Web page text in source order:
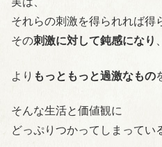
それらの刺激を得られれば得
その刺激に対して鈍感になり 、
より もっともっと過激なもの
そんな生活と価値観に
どっぷりつかってしまってい